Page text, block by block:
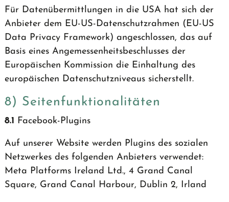
Für Datenübermittlungen in die USA hat sich der
Anbieter dem EU-US-Datenschutzrahmen (EU-US
Data Privacy Framework) angeschlossen, das auf
Basis eines Angemessenheitsbeschlusses der
Europäischen Kommission die Einhaltung des
europäischen Datenschutzniveaus sicherstellt.
8) Seitenfunktionalitäten
8.1 Facebook-Plugins
Auf unserer Website werden Plugins des sozialen
Netzwerkes des folgenden Anbieters verwendet:
Meta Platforms Ireland Ltd., 4 Grand Canal
Square, Grand Canal Harbour, Dublin 2, Irland